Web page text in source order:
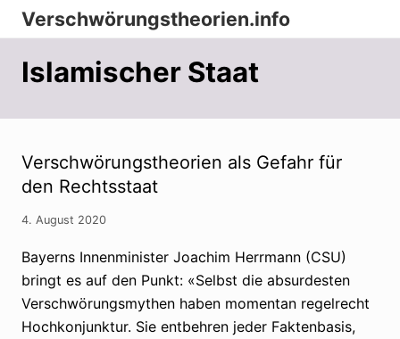
Menu
Zur
Hauptnavigation
springen
Zum
Inhalt
springen
Zur
Seitenspalte
springen
Verschwörungstheorien.info
und
Risiken
konspirationistischen
Denkens
Islamischer Staat
Verschwörungstheorien als Gefahr für
den Rechtsstaat
4. August 2020
Bayerns Innenminister Joachim Herrmann (CSU)
bringt es auf den Punkt: «Selbst die absurdesten
Verschwörungsmythen haben momentan regelrecht
Hochkonjunktur. Sie entbehren jeder Faktenbasis,